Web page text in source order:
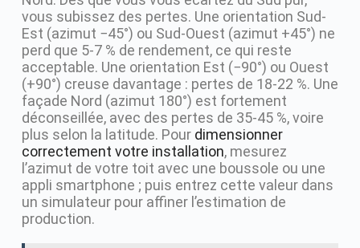
vous subissez des pertes. Une orientation Sud-
Est (azimut −45°) ou Sud-Ouest (azimut +45°) ne
perd que 5-7 % de rendement, ce qui reste
acceptable. Une orientation Est (−90°) ou Ouest
(+90°) creuse davantage : pertes de 18-22 %. Une
façade Nord (azimut 180°) est fortement
déconseillée, avec des pertes de 35-45 %, voire
plus selon la latitude. Pour dimensionner
correctement votre installation, mesurez
l’azimut de votre toit avec une boussole ou une
appli smartphone ; puis entrez cette valeur dans
un simulateur pour affiner l’estimation de
production.